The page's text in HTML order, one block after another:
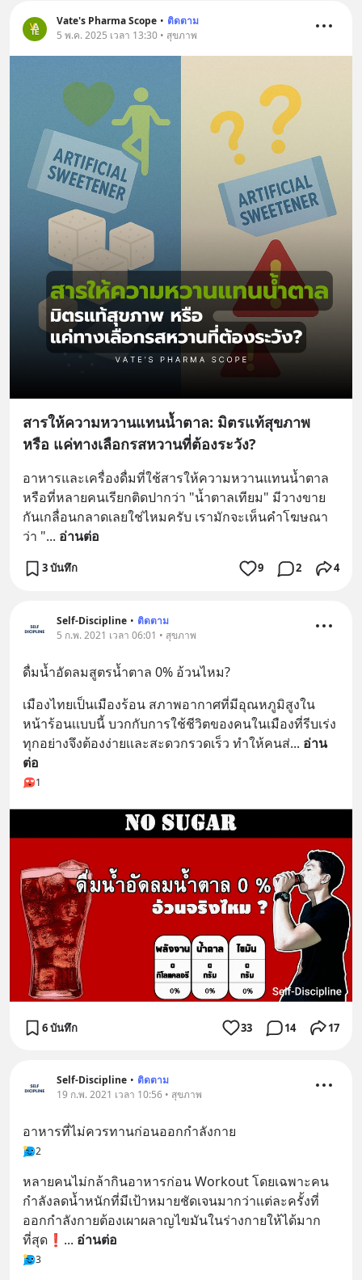
Vate's Pharma Scope • ติดตาม
5 พ.ค. 2025 เวลา 13:30 • สุขภาพ
สารให้ความหวานแทนน้ำตาล: มิตรแท้สุขภาพ
หรือ แค่ทางเลือกรสหวานที่ต้องระวัง?
อาหารและเครื่องดื่มที่ใช้สารให้ความหวานแทนน้ำตาล
หรือที่หลายคนเรียกติดปากว่า "น้ำตาลเทียม" มีวางขาย
กันเกลื่อนกลาดเลยใช่ไหมครับ เรามักจะเห็นคำโฆษณา
ว่า "... อ่านต่อ
3 บันทึก 9 2 4
Self-Discipline • ติดตาม
5 ก.พ. 2021 เวลา 06:01 • สุขภาพ
ดื่มน้ำอัดลมสูตรน้ำตาล 0% อ้วนไหม?
เมืองไทยเป็นเมืองร้อน สภาพอากาศที่มีอุณหภูมิสูงใน
หน้าร้อนเเบบนี้ บวกกับการใช้ชีวิตของคนในเมืองที่รีบเร่ง
ทุกอย่างจึงต้องง่ายเเละสะดวกรวดเร็ว ทำให้คนส่... อ่าน
ต่อ
1
6 บันทึก 33 14 17
Self-Discipline • ติดตาม
19 ก.พ. 2021 เวลา 10:56 • สุขภาพ
อาหารที่ไม่ควรทานก่อนออกกำลังกาย
2
หลายคนไม่กล้ากินอาหารก่อน Workout โดยเฉพาะคน
กำลังลดน้ำหนักที่มีเป้าหมายชัดเจนมากว่าเเต่ละครั้งที่
ออกกำลังกายต้องเผาผลาญไขมันในร่างกายให้ได้มาก
ที่สุด❗ ... อ่านต่อ
3